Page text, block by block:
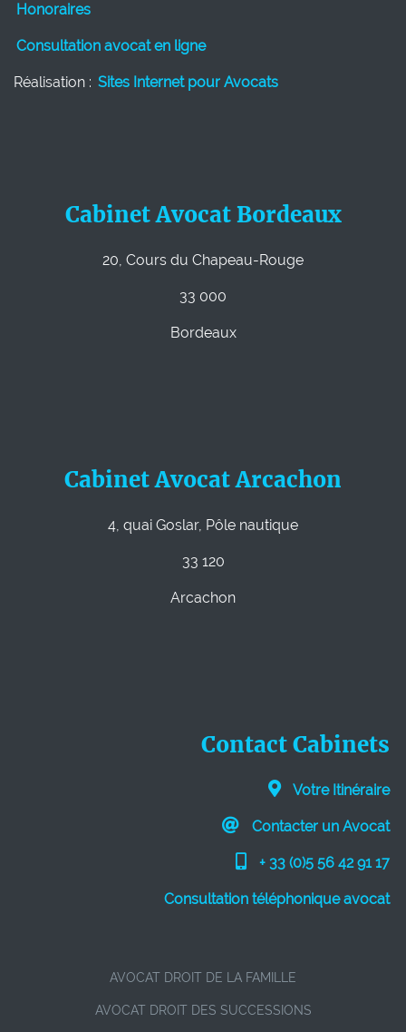
Honoraires
Consultation avocat en ligne
Réalisation : Sites Internet pour Avocats
Cabinet Avocat Bordeaux
20, Cours du Chapeau-Rouge
33 000
Bordeaux
Cabinet Avocat Arcachon
4, quai Goslar, Pôle nautique
33 120
Arcachon
Contact Cabinets
Votre Itinéraire
Contacter un Avocat
+ 33 (0)5 56 42 91 17
Consultation téléphonique avocat
AVOCAT DROIT DE LA FAMILLE
AVOCAT DROIT DES SUCCESSIONS